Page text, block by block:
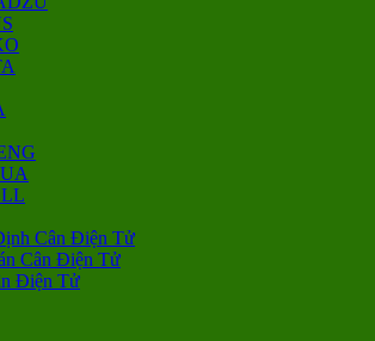
Cân Điện Tử
Cân Điện Tử
Điện Tử